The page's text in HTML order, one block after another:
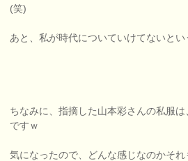
(笑)
あと、私が時代についていけてないと
ちなみに、指摘した山本彩さんの私服は
ですｗ
気になったので、どんな感じなのかそれ